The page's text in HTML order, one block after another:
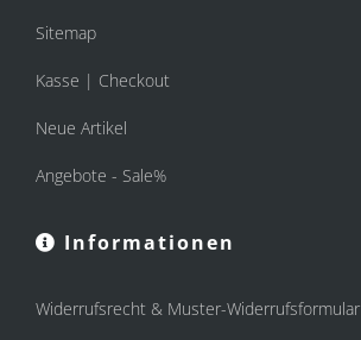
Sitemap
Kasse | Checkout
Neue Artikel
Angebote - Sale%
Informationen
Widerrufsrecht & Muster-Widerrufsformular